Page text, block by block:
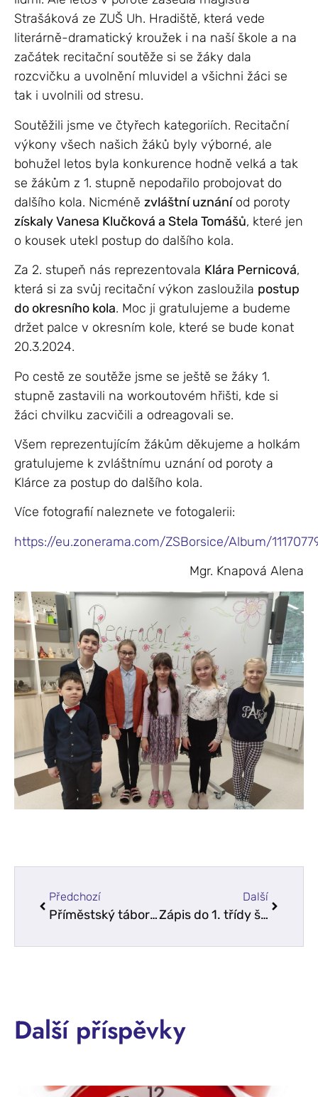
Strašáková ze ZUŠ Uh. Hradiště, která vede
literárně-dramatický kroužek i na naší škole a na
začátek recitační soutěže si se žáky dala
rozcvičku a uvolnění mluvidel a všichni žáci se
tak i uvolnili od stresu.
Soutěžili jsme ve čtyřech kategoriích. Recitační
výkony všech našich žáků byly výborné, ale
bohužel letos byla konkurence hodně velká a tak
se žákům z 1. stupně nepodařilo probojovat do
dalšího kola. Nicméně zvláštní uznáníod poroty
získaly Vanesa Klučková a Stela Tomášů, které jen
o kousek utekl postup do dalšího kola.
Za 2. stupeň nás reprezentovala Klára Pernicová,
která si za svůj recitační výkon zasloužila postup
do okresního kola. Moc ji gratulujeme a budeme
držet palce v okresním kole, které se bude konat
20.3.2024.
Po cestě ze soutěže jsme se ještě se žáky 1.
stupně zastavili na workoutovém hřišti, kde si
žáci chvilku zacvičili a odreagovali se.
Všem reprezentujícím žákům děkujeme a holkám
gratulujeme k zvláštnímu uznání od poroty a
Klárce za postup do dalšího kola.
Více fotografií naleznete ve fotogalerii:
https://eu.zonerama.com/ZSBorsice/Album/
Mgr. Knapová Alena
Předchozí
Příměstský tábor techniky 8. – 12. 7. 2024
Další
Zápis do 1. třídy školního roku 2024/2025
Další příspěvky